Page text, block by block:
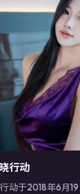
▶
行动
动于2018年6月